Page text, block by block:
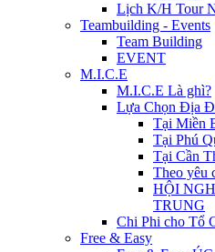
Lịch K/H Tour
Teambuilding - Events
Team Building
EVENT
M.I.C.E
M.I.C.E Là ghì?
Lựa Chọn Địa
Tại Miền
Tại Phú
Tại Cần
Theo yêu
HỘI
TRUNG
Chi Phi cho Tổ
Free & Easy